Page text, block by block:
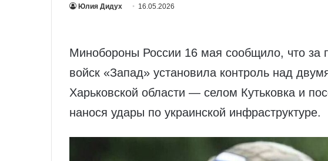
Юлия Дидух 16.05.2026
Минобороны России 16 мая сообщило, что за
войск «Запад» установила контроль над
Харьковской области — селом Кутьковка и
нанося удары по украинской инфраструктуре.